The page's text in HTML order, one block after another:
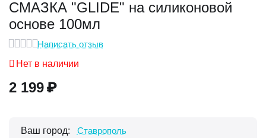
СМАЗКА "GLIDE" на силиконовой
основе 100мл
Написать отзыв
Нет в наличии
2 199₽
Ваш город: Ставрополь